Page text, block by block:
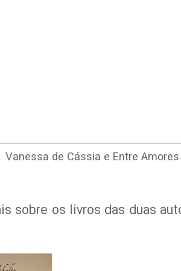
Vanessa de Cássia e Entre
sobre os livros das duas